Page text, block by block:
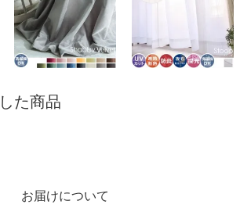
た商品
お届けについて